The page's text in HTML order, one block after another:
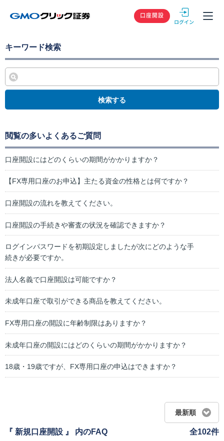
GMOクリック
口座開設
キーワード検索
検索する
閲覧の多いよくあるご質問
口座開設にはどのくらいの期間がかかりますか？
【FX専用口座のお申込】主たる資金の性格とは何ですか？
口座開設の流れを教えてください。
口座開設の手続きや審査の状況を確認できますか？
ログインパスワードを初期設定しましたが次にどのような手
続きが必要ですか。
法人名義で口座開設は可能ですか？
未成年口座で取引ができる商品を教えてください。
FX専用口座の開設に年齢制限はありますか？
未成年口座の開設にはどのくらいの期間がかかりますか？
18歳・19歳ですが、FX専用口座の申込はできますか？
最新順
『 新規口座開設 』 内のFAQ 全102件